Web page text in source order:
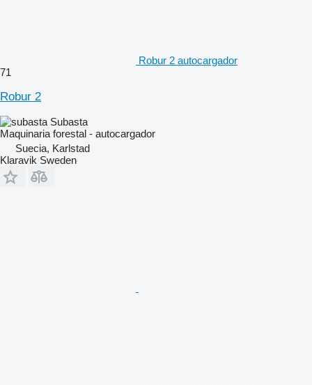
Robur 2 autocargador
71
Robur 2
Subasta
Maquinaria forestal - autocargador
Suecia, Karlstad
Klaravik Sweden